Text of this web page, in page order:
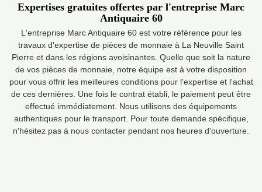
Expertises gratuites offertes par l'entreprise Marc
Antiquaire 60
L'entreprise Marc Antiquaire 60 est votre référence pour les
travaux d'expertise de pièces de monnaie à La Neuville Saint
Pierre et dans les régions avoisinantes. Quelle que soit la nature
de vos pièces de monnaie, notre équipe est à votre disposition
pour vous offrir les meilleures conditions pour l'expertise et l'achat
de ces dernières. Une fois le contrat établi, le paiement peut être
effectué immédiatement. Nous utilisons des équipements
authentiques pour le transport. Pour toute demande spécifique,
n'hésitez pas à nous contacter pendant nos heures d'ouverture.